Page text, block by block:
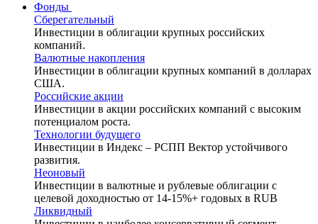
Фонды
Сберегательный
Инвестиции в облигации крупных российских
компаний.
Валютные накопления
Инвестиции в облигации крупных компаний в долларах
США.
Российские акции
Инвестиции в акции российских компаний с высоким
потенциалом роста.
Технологии будущего
Инвестиции в Индекс – РСПП Вектор устойчивого
развития.
Неоновый
Инвестиции в валютные и рублевые облигации с
целевой доходностью от 14-15%+ годовых в RUB
Ликвидный